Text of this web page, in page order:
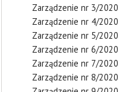
Zarządzenie nr 3/2020
Zarządzenie nr 4/2020
Zarządzenie nr 5/2020
Zarządzenie nr 6/2020
Zarządzenie nr 7/2020
Zarządzenie nr 8/2020